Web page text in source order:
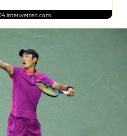
interwetten.com